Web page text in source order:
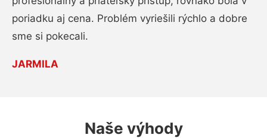
poriadku aj cena. Problém vyriešili rýchlo a dobre
sme si pokecali.
JARMILA
Naše výhody